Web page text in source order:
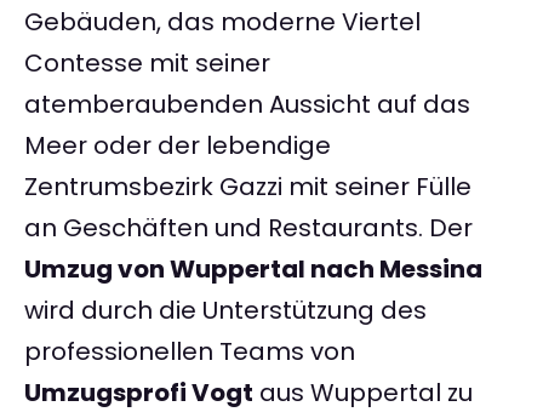
Gebäuden, das moderne Viertel
Contesse mit seiner
atemberaubenden Aussicht auf das
Meer oder der lebendige
Zentrumsbezirk Gazzi mit seiner Fülle
an Geschäften und Restaurants. Der
Umzug von Wuppertal nach Messina
wird durch die Unterstützung des
professionellen Teams von
Umzugsprofi Vogt aus Wuppertal zu